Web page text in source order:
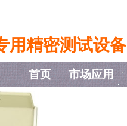
用精密测试设备
首页 市场应用